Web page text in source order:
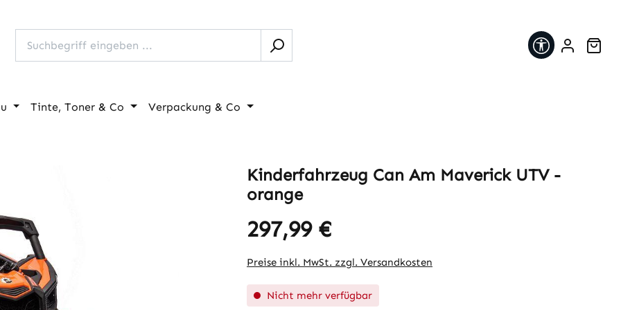
Tinte, Toner & Co Verpackung & Co
Kinderfahrzeug Can Am Maverick UTV -
orange
Regulärer Preis:
297,99 €
Preise inkl. MwSt. zzgl. Versandkosten
Nicht mehr verfügbar